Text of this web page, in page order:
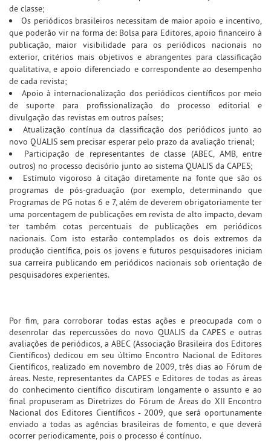
de classe;
Os periódicos brasileiros necessitam de maior apoio e incentivo,
que poderão vir na forma de: Bolsa para Editores, apoio financeiro à
publicação, maior visibilidade para os periódicos nacionais no
exterior, critérios mais objetivos e abrangentes para classificação
qualitativa, e apoio diferenciado e correspondente ao desempenho
de cada revista;
Apoio à internacionalização dos periódicos científicos por meio
de suporte para profissionalização do processo editorial e
divulgação das revistas em outros países;
Atualização contínua da classificação dos periódicos junto ao
novo QUALIS sem precisar esperar pelo prazo da avaliação trienal;
Participação de representantes de classe (ABEC, AMB, entre
outros) no processo decisório junto ao sistema QUALIS da CAPES;
Estímulo vigoroso à citação diretamente na fonte que são os
programas de pós-graduação (por exemplo, determinando que
Programas de PG notas 6 e 7, além de deverem obrigatoriamente ter
uma porcentagem de publicações em revista de alto impacto, devam
ter também cotas percentuais de publicações em periódicos
nacionais. Com isto estarão contemplados os dois extremos da
produção científica, pois os jovens e futuros pesquisadores iniciam
sua carreira publicando em periódicos nacionais sob orientação de
pesquisadores experientes.
Por fim, para corroborar todas estas ações e preocupada com o
desenrolar das repercussões do novo QUALIS da CAPES e outras
avaliações de periódicos, a ABEC (Associação Brasileira dos Editores
Científicos) dedicou em seu último Encontro Nacional de Editores
Científicos, realizado em novembro de 2009, três dias ao Fórum de
áreas. Neste, representantes da CAPES e Editores de todas as áreas
do conhecimento científico discutiram longamente o assunto e ao
final propuseram as Diretrizes do Fórum de Áreas do XII Encontro
Nacional dos Editores Científicos - 2009, que será oportunamente
enviado a todas as agências brasileiras de fomento, e que deverá
ocorrer periodicamente, pois o processo é contínuo.